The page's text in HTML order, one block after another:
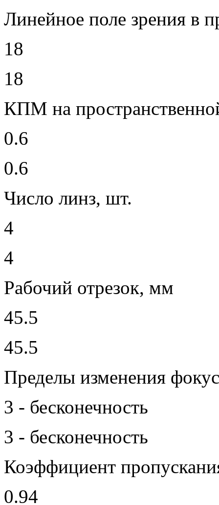
Линейное поле зрения в
18
18
КПМ на
0.6
0.6
Число линз, шт.
4
4
Рабочий отрезок, мм
45.5
45.5
Пределы изменения
3 - бесконечность
3 - бесконечность
Коэффициент
0.94